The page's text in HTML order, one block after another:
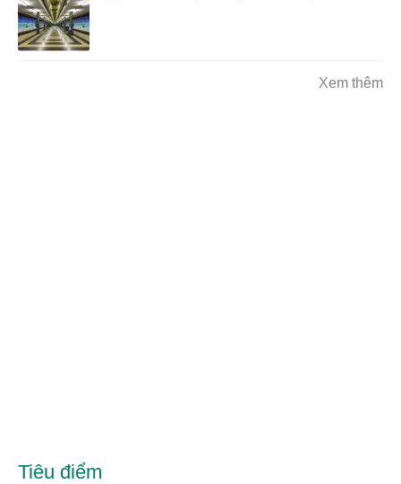
Xem thêm
Tiêu điểm